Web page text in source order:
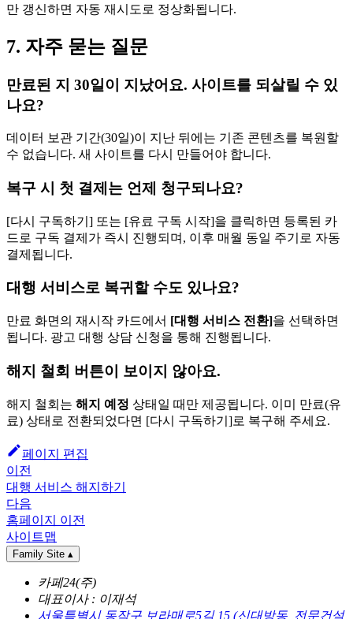
만 갱신하면 자동 재시도로 정상화됩니다.
7. 자주 묻는 질문
만료된 지 30일이 지났어요. 사이트를 되살릴 수 있
나요?
데이터 보관 기간(30일)이 지난 뒤에는 기존 콘텐츠를 복원할
수 없습니다. 새 사이트를 다시 만들어야 합니다.
복구 시 첫 결제는 언제 청구되나요?
[다시 구독하기] 또는 [유료 구독 시작]을 클릭하면 등록된 카
드로 구독 결제가 즉시 진행되며, 이후 매월 동일 주기로 자동
결제됩니다.
대행 서비스로 복귀할 수도 있나요?
만료 화면의 재시작 카드에서 [대행 서비스 전환]을 선택하면
됩니다. 광고 대행 상담 신청을 통해 진행됩니다.
해지 철회 버튼이 보이지 않아요.
해지 철회는 해지 예정 상태일 때만 제공됩니다. 이미 만료(유
료) 상태로 전환되었다면 [다시 구독하기]로 복구해 주세요.
페이지 편집
이전
대행 서비스 해지하기
다음
홈페이지 이전
사이트맵
Family Site ▴
카페24(주)
대표이사 : 이재석
서울특별시 동작구 보라매로5길 15 (신대방동, 전문건설